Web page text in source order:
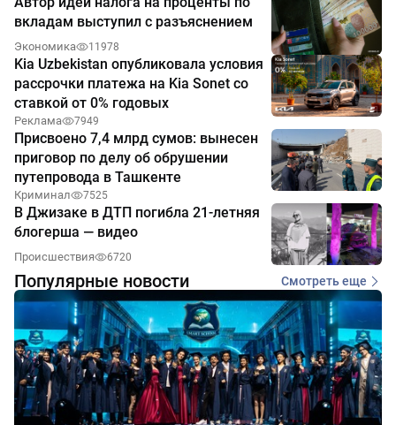
вкладам выступил с разъяснением
Экономика 11978
Kia Uzbekistan опубликовала условия
рассрочки платежа на Kia Sonet со
ставкой от 0% годовых
Реклама 7949
Присвоено 7,4 млрд сумов: вынесен
приговор по делу об обрушении
путепровода в Ташкенте
Криминал 7525
В Джизаке в ДТП погибла 21-летняя
блогерша — видео
Происшествия 6720
Популярные новости Смотреть еще